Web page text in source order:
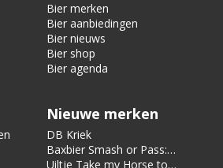
Bier merken
Bier aanbiedingen
Bier nieuws
Bier shop
Bier agenda
Nieuwe merken
DB Kriek
Baxbier Smash or Pass:
Strata
Uiltje Take my Horse to